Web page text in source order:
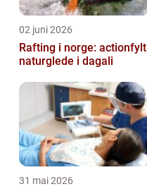
02 juni 2026
Rafting i norge: actionfylt
naturglede i dagali
31 mai 2026